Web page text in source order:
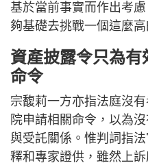
基於當前事實而作出考
夠基礎去挑戰一個這麼高
資產披露令只為
命令
宗馥莉一方亦指法庭沒
院申請相關命令，以為
與受託關係。惟判詞指
釋和專家證供，雖然上